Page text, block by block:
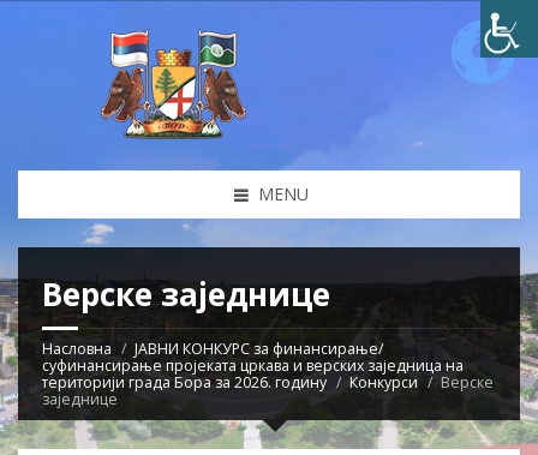
MENU
Верске заједнице
Насловна
ЈАВНИ КОНКУРС за финансирање/
суфинансирање пројеката цркава и верских заједница на
територији града Бора за 2026. годину
Конкурси
Верске
заједнице